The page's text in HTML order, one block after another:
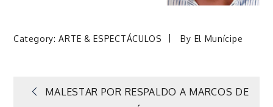
Category:ARTE & ESPECTÁCULOS By El Munícipe
Navegación
MALESTAR POR RESPALDO A MARCOS DE